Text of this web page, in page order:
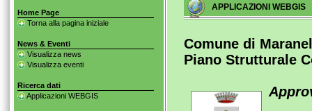
Home Page
Torna alla pagina iniziale
News & Eventi
Visualizza news
Visualizza eventi
Ricerca dati
Applicazioni WEBGIS
APPLICAZIONI WEBGIS
Comune di
Piano Strutturale